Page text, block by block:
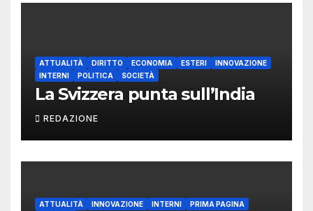
ATTUALITÀ DIRITTO ECONOMIA ESTERI
INNOVAZIONE
INTERNI
POLITICA SOCIETÀ
La Svizzera punta sull’India
REDAZIONE
ATTUALITÀ INNOVAZIONE INTERNI
PRIMA PAGINA